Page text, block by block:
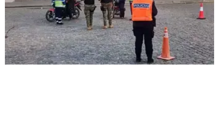
Salud
Es viral
El tiempo
Fúnebres
Clasificados